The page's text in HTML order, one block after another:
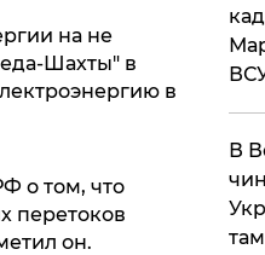
на не
Шахты" в
в
о том, что
перетоков
он.
В